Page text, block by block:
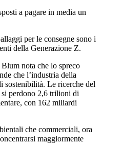
a pagare in media un
per le consegne sono i
della Generazione Z.
nota che lo spreco
che l’industria della
sostenibilità. Le ricerche del
perdono 2,6 trilioni di
con 162 miliardi
che commerciali, ora
maggiormente